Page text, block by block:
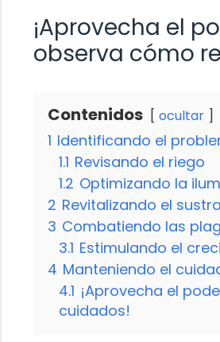
¡Aprovecha el
observa cómo
Contenidos ocultar
1 Identificando el
1.1 Revisando el riego
1.2 Optimizando la
2 Revitalizando el
3 Combatiendo las
3.1 Estimulando el
4 Manteniendo el
4.1 ¡Aprovecha el
cuidados!